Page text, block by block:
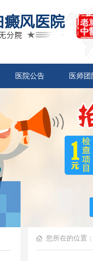
医院公告 医师团
您所在的位置：